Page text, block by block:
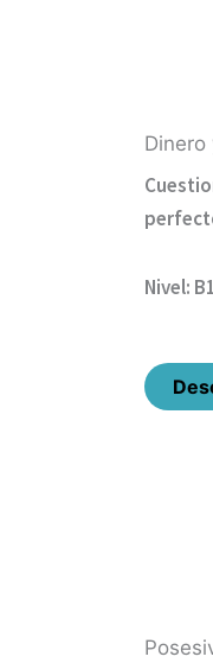
Dinero
Nivel: